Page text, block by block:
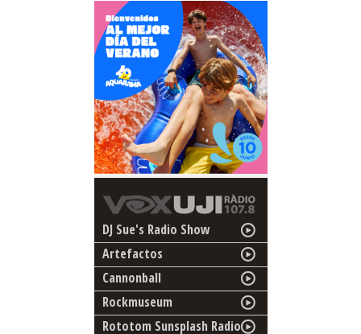
DJ Sue's Radio Show
Artefactos
Cannonball
Rockmuseum
Rototom Sunsplash Radio